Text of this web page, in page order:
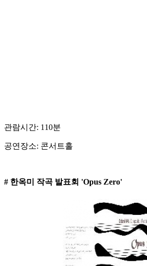
관람시간: 110분
공연장소: 콘서트홀
# 한옥미 작곡 발표회 'Opus Zero'